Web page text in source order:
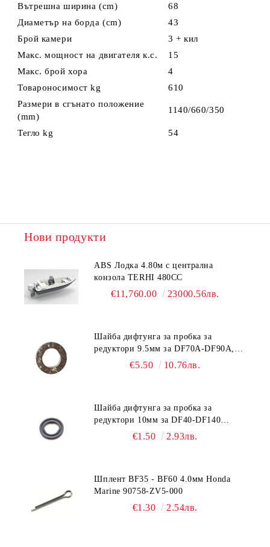
Вътрешна ширина (cm)
68
Диаметър на борда (cm)
43
Брой камери
3 + кил
Макс. мощност на двигателя к.с.
15
Макс. брой хора
4
Товароносимост kg
610
Размери в сгънато положение
(mm)
1140/660/350
Тегло kg 54
Нови продукти
ABS Лодка 4.80м с централна
конзола TERHI 480CC
€11,760.00 23000.56лв.
Шайба дифтунга за пробка за
редуктори 9.5мм за DF70A-DF90A,
DF150-DF350 Suzuki 09168-10038
€5.50 10.76лв.
Шайба дифтунга за пробка за
редуктори 10мм за DF40-DF140
Suzuki 09168-10022
€1.50 2.93лв.
Шплент BF35 - BF60 4.0мм Honda
Marine 90758-ZV5-000
€1.30 2.54лв.